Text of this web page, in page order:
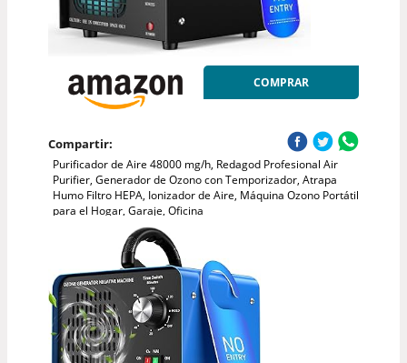
COMPRAR
Compartir:
Purificador de Aire 48000 mg/h, Redagod Profesional Air
Purifier, Generador de Ozono con Temporizador, Atrapa
Humo Filtro HEPA, Ionizador de Aire, Máquina Ozono Portátil
para el Hogar, Garaje, Oficina